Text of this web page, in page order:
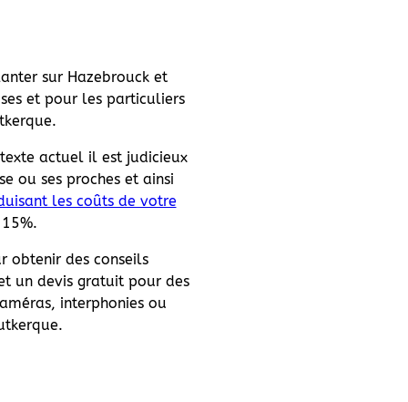
sur Hazebrouck et
et pour les particuliers
actuel il est judicieux
ou ses proches et ainsi
les coûts de votre
obtenir des conseils
un devis gratuit pour des
interphonies ou